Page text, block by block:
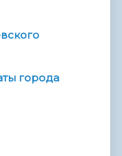
города